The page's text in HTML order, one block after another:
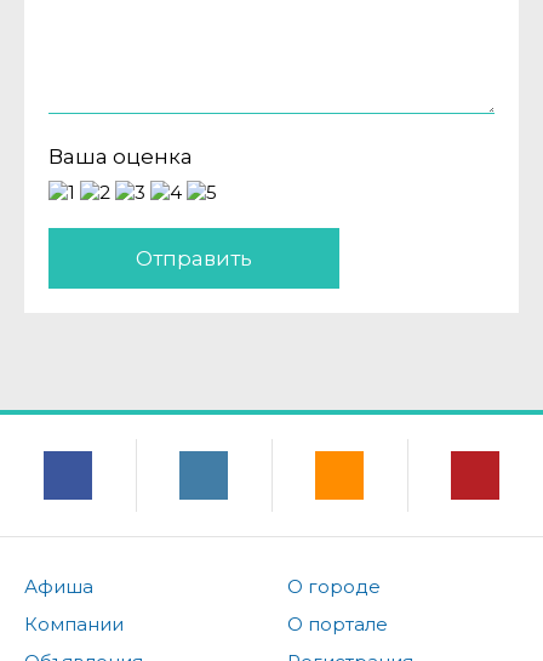
Ваша оценка
Отправить
Афиша
Компании
О городе
О портале